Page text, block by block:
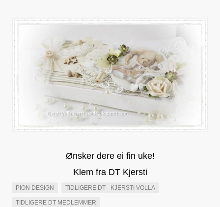
Ønsker dere ei fin uke!
Klem fra DT Kjersti
PION DESIGN TIDLIGERE DT - KJERSTI VOLLA
TIDLIGERE DT MEDLEMMER